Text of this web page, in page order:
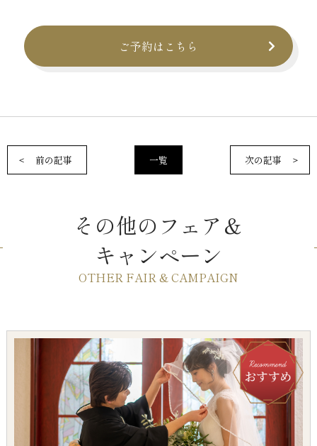
ご予約はこちら
前の記事 一覧 次の記事
その他のフェア＆
キャンペーン
OTHER FAIR & CAMPAIGN